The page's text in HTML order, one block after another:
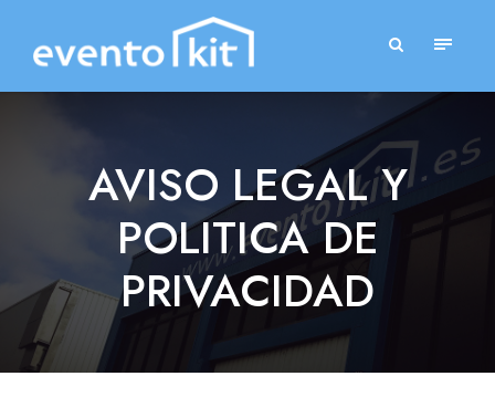
AVISO LEGAL Y
POLITICA DE
PRIVACIDAD